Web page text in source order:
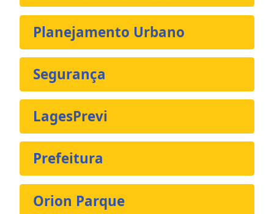
Planejamento Urbano
Segurança
LagesPrevi
Prefeitura
Orion Parque